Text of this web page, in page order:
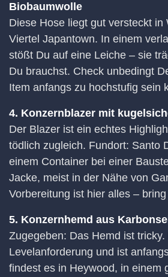
Biobaumwolle
Diese Hose liegt gut versteckt in
Viertel Japantown. In einem
stößt Du auf eine Leiche – sie
Du brauchst. Check unbedingt
Item anfangs zu hochstufig sein
4. Konzernblazer mit
Der Blazer ist ein echtes
tödlich zugleich. Fundort: Santo
einem Container bei einer
Jacke, meist in der Nähe von
Vorbereitung ist hier alles –
5. Konzernhemd aus
Zugegeben: Das Hemd ist
Levelanforderung und ist
findest es in Heywood, in einem